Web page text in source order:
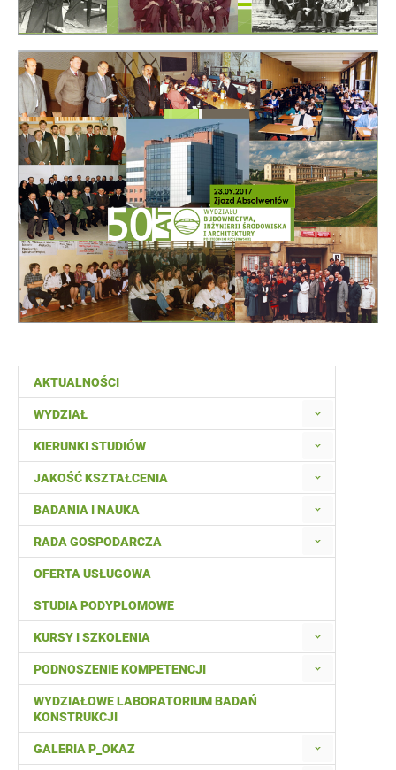
AKTUALNOŚCI
WYDZIAŁ
KIERUNKI STUDIÓW
JAKOŚĆ KSZTAŁCENIA
BADANIA I NAUKA
RADA GOSPODARCZA
OFERTA USŁUGOWA
STUDIA PODYPLOMOWE
KURSY I SZKOLENIA
PODNOSZENIE KOMPETENCJI
WYDZIAŁOWE LABORATORIUM BADAŃ
KONSTRUKCJI
GALERIA P_OKAZ